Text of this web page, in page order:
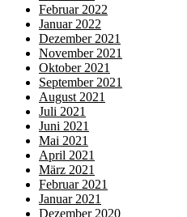
Februar 2022
Januar 2022
Dezember 2021
November 2021
Oktober 2021
September 2021
August 2021
Juli 2021
Juni 2021
Mai 2021
April 2021
März 2021
Februar 2021
Januar 2021
Dezember 2020